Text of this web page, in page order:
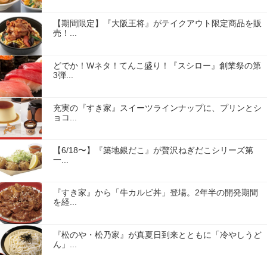
【期間限定】『大阪王将』がテイクアウト限定商品を販
売！...
どでか！Wネタ！てんこ盛り！『スシロー』創業祭の第
3弾...
充実の『すき家』スイーツラインナップに、プリンとシ
ョコ...
【6/18〜】『築地銀だこ』が贅沢ねぎだこシリーズ第
一...
『すき家』から「牛カルビ丼」登場。2年半の開発期間
を経...
『松のや・松乃家』が真夏日到来とともに「冷やしうど
ん」...